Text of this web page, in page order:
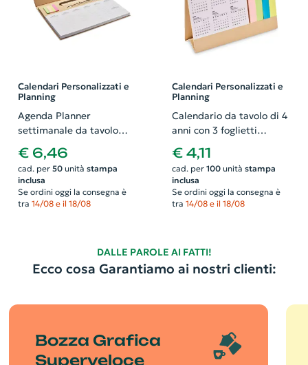
Calendari Personalizzati e
Planning
Agenda Planner
settimanale da tavolo
copertina in carta kraft
penna refill blu in cartone
righello in legno e blocco
note
€ 6,46
cad. per 50unità stampa
inclusa
Se ordini oggi la consegna è
tra 14/08 e il 18/08
Calendari Personalizzati e
Planning
Calendario da tavolo di 4
anni con 3 foglietti
adesivi e memopad
€ 4,11
cad. per 100unità stampa
inclusa
Se ordini oggi la consegna è
tra 14/08 e il 18/08
DALLE PAROLE AI FATTI!
Ecco cosa Garantiamo ai nostri clienti:
Bozza Grafica
Superveloce